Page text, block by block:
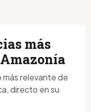
más
más relevante de
directo en su